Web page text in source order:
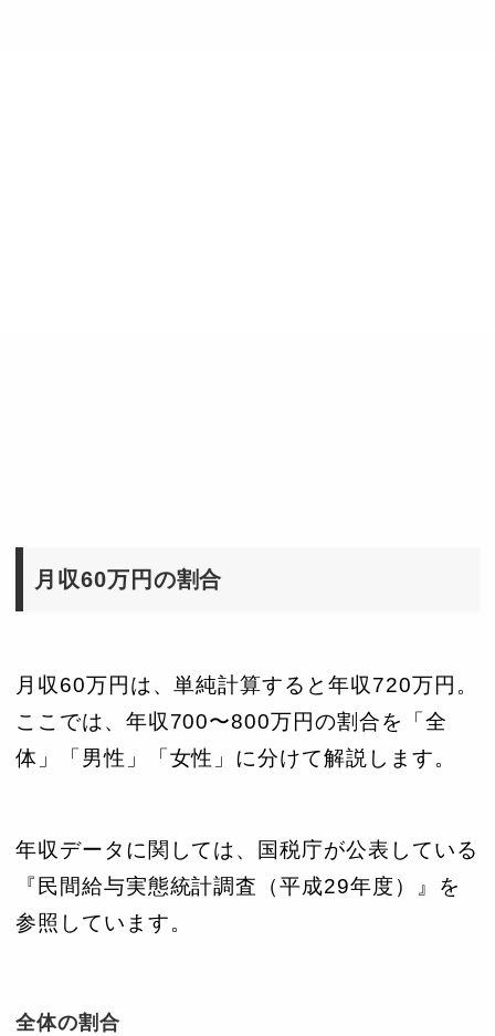
月収60万円の割合
月収60万円は、単純計算すると年収720万円。
ここでは、年収700〜800万円の割合を「全
体」「男性」「女性」に分けて解説します。
年収データに関しては、国税庁が公表している
『民間給与実態統計調査（平成29年度）』を
参照しています。
全体の割合